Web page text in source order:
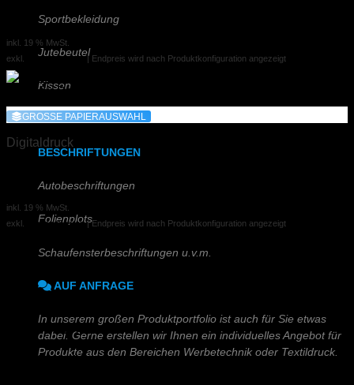
Sportbekleidung
Jutebeutel
Kissen
Taschen u.v.m.
BESCHRIFTUNGEN
Autobeschriftungen
Folienplots
Schaufensterbeschriftungen u.v.m.
AUF ANFRAGE
In unserem großen Produktportfolio ist auch für Sie etwas
dabei. Gerne erstellen wir Ihnen ein individuelles Angebot für
Produkte aus den Bereichen Werbetechnik oder Textildruck.
inkl. 19 % MwSt.
exkl.
Versandkosten| Endpreis wird nach Produktkonfiguration angezeigt
GROSSE PAPIERAUSWAHL
Digitaldruck
inkl. 19 % MwSt.
exkl.
Versandkosten| Endpreis wird nach Produktkonfiguration angezeigt
Registrieren